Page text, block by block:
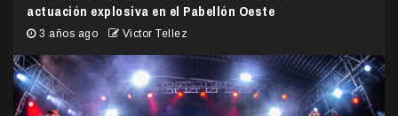
actuación explosiva en el Pabellón Oeste
3 años ago Victor Tellez